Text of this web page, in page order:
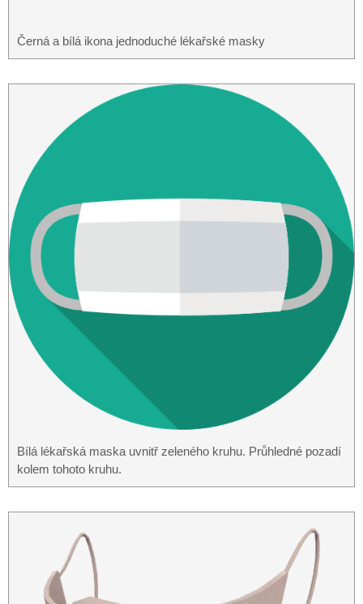
Černá a bílá ikona jednoduché lékařské masky
Bílá lékařská maska ​​uvnitř zeleného kruhu. Průhledné pozadí
kolem tohoto kruhu.